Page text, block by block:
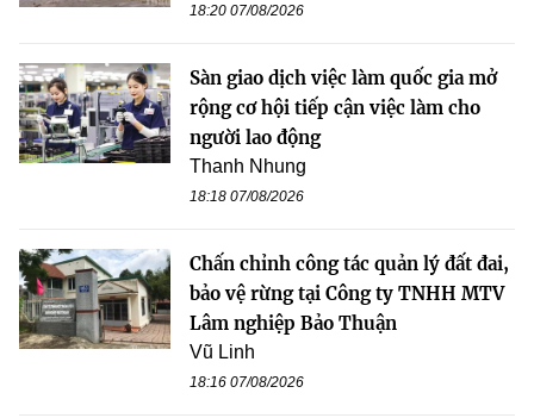
18:20 07/08/2026
Sàn giao dịch việc làm quốc gia mở
rộng cơ hội tiếp cận việc làm cho
người lao động
Thanh Nhung
18:18 07/08/2026
Chấn chỉnh công tác quản lý đất đai,
bảo vệ rừng tại Công ty TNHH MTV
Lâm nghiệp Bảo Thuận
Vũ Linh
18:16 07/08/2026